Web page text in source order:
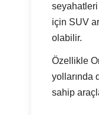
seyahatleri
için SUV
olabilir.
Özellikle
yollarında
sahip